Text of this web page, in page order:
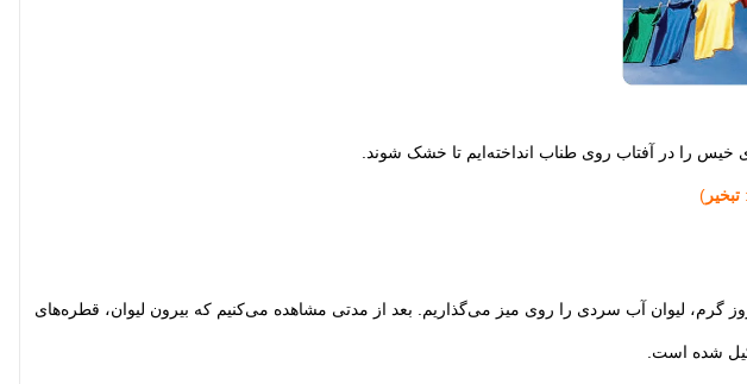
خیس را در آفتاب روی طناب انداخته‌ایم تا خشک شوند.
تبخیر )
گرم، لیوان آب سردی را روی میز می‌گذاریم. بعد از مدتی مشاهده می‌کنیم که بیرون لیوان، قطره‌های
شده است.